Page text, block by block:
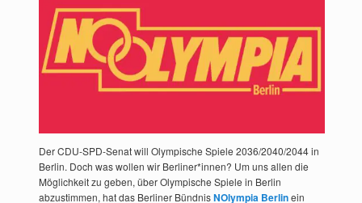
Der CDU-SPD-Senat will Olympische Spiele 2036/2040/2044 in
Berlin. Doch was wollen wir Berliner*innen? Um uns allen die
Möglichkeit zu geben, über Olympische Spiele in Berlin
abzustimmen, hat das Berliner BündnisNOlympia Berlinein